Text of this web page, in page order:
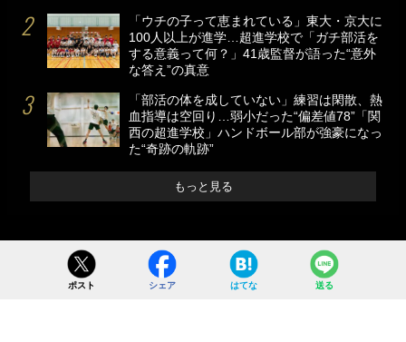
「ウチの子って恵まれている」東大・京大に
100人以上が進学…超進学校で「ガチ部活を
する意義って何？」41歳監督が語った“意外
な答え”の真意
「部活の体を成していない」練習は閑散、熱
血指導は空回り…弱小だった“偏差値78”「関
西の超進学校」ハンドボール部が強豪になっ
た“奇跡の軌跡”
もっと見る
ポスト シェア はてな 送る